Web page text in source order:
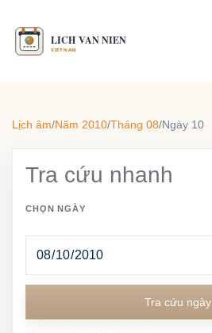
Lịch âm/Năm 2010/Tháng 08/Ngày 10
Tra cứu nhanh
CHỌN NGÀY
Tra cứu ngày